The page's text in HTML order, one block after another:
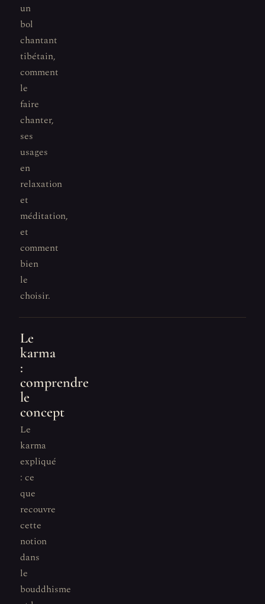
un
bol
chantant
tibétain,
comment
le
faire
chanter,
ses
usages
en
relaxation
et
méditation,
et
comment
bien
le
choisir.
Le
karma
:
comprendre
le
concept
Le
karma
expliqué
: ce
que
recouvre
cette
notion
dans
le
bouddhisme